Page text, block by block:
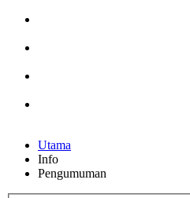
Utama
Info
Pengumuman